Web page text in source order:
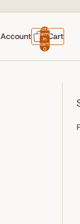
Account
Total
items
in
cart:
0
Cart